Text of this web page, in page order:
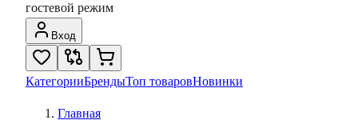
гостевой режим
Вход
КатегорииБрендыТоп товаровНовинки
Главная